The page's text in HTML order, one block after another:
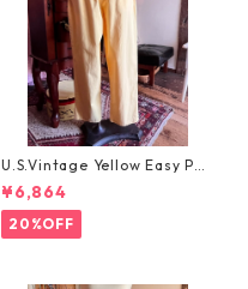
U.S.Vintage Yellow Easy Pan
ts/きれいなイエローのイージ
ーパンツ
¥6,864
20%OFF